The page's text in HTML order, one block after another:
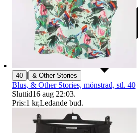
Ersättning om du inte får din vara
40 | & Other Stories
Blus, & Other Stories, mönstrad, stl. 40
Sluttid16 aug 22:03.
Pris:1 kr,Ledande bud.